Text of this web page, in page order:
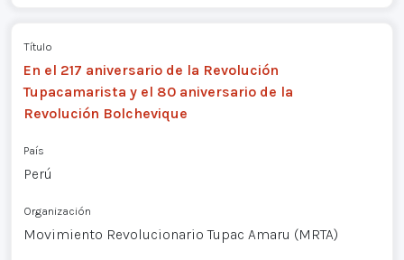
Título
En el 217 aniversario de la Revolución
Tupacamarista y el 80 aniversario de la
Revolución Bolchevique
País
Perú
Organización
Movimiento Revolucionario Tupac Amaru (MRTA)